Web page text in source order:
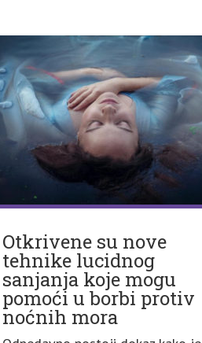
Otkrivene su nove
tehnike lucidnog
sanjanja koje mogu
pomoći u borbi protiv
noćnih mora